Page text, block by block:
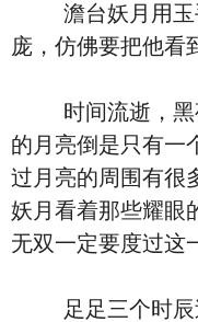
澹台妖月用玉
庞，仿佛要把他看
时间流逝，黑
的月亮倒是只有一
过月亮的周围有很
妖月看着那些耀眼
无双一定要度过这
足足三个时辰